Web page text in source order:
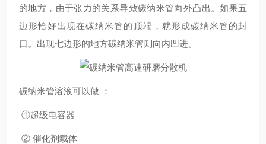
的地方，由于张力的关系导致碳纳米管向外凸出。如果五
边形恰好出现在碳纳米管的顶端，就形成碳纳米管的封
口。出现七边形的地方碳纳米管则向内凹进。
碳纳米管溶液可以做 ：
①超级电容器
② 催化剂载体